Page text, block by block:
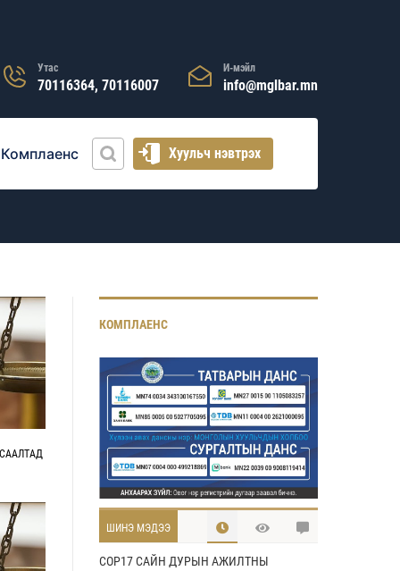
Утас
70116364, 70116007
И-мэйл
info@mglbar.mn
Комплаенс Хуульч нэвтрэх
КОМПЛАЕНС
ШИНЭ МЭДЭЭ
COP17 САЙН ДУРЫН АЖИЛТНЫ